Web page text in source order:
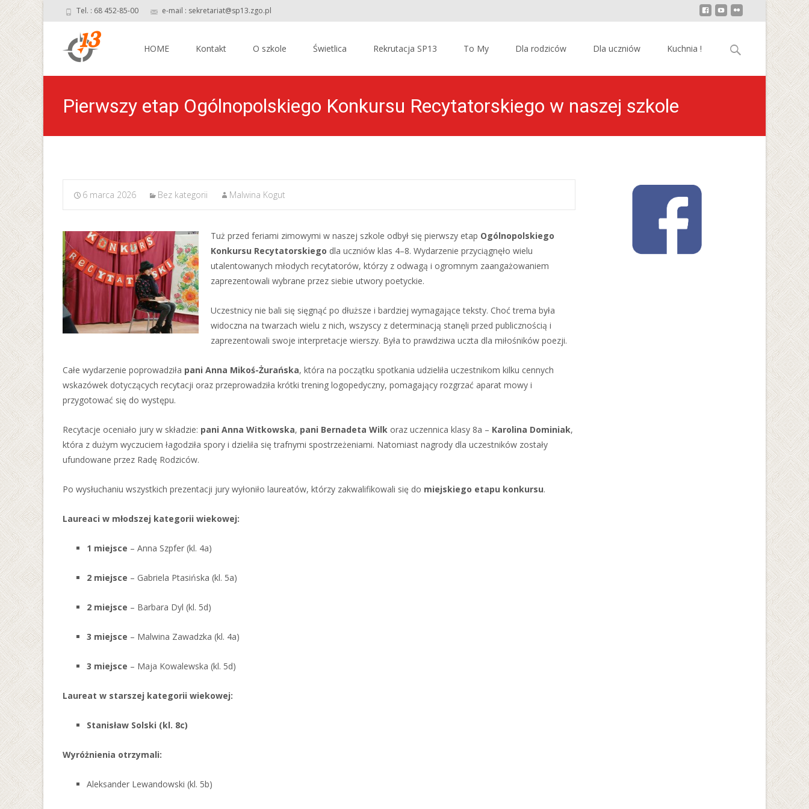
Tel. : 68 452-85-00 e-mail : sekretariat@sp13.zgo.pl
HOME Kontakt O szkole Świetlica Rekrutacja SP13 To My Dla rodziców Dla uczniów Kuchnia ! Szukaj:
Pierwszy etap Ogólnopolskiego Konkursu Recytatorskiego w naszej szkole
6 marca 2026 Bez kategorii Malwina Kogut
Tuż przed feriami zimowymi w naszej szkole odbył się pierwszy etap Ogólnopolskiego
Konkursu Recytatorskiego dla uczniów klas 4–8. Wydarzenie przyciągnęło wielu
utalentowanych młodych recytatorów, którzy z odwagą i ogromnym zaangażowaniem
zaprezentowali wybrane przez siebie utwory poetyckie.
Uczestnicy nie bali się sięgnąć po dłuższe i bardziej wymagające teksty. Choć trema była
widoczna na twarzach wielu z nich, wszyscy z determinacją stanęli przed publicznością i
zaprezentowali swoje interpretacje wierszy. Była to prawdziwa uczta dla miłośników poezji.
Całe wydarzenie poprowadziła pani Anna Mikoś-Żurańska, która na początku spotkania udzieliła uczestnikom kilku cennych
wskazówek dotyczących recytacji oraz przeprowadziła krótki trening logopedyczny, pomagający rozgrzać aparat mowy i
przygotować się do występu.
Recytacje oceniało jury w składzie: pani Anna Witkowska, pani Bernadeta Wilk oraz uczennica klasy 8a – Karolina Dominiak,
która z dużym wyczuciem łagodziła spory i dzieliła się trafnymi spostrzeżeniami. Natomiast nagrody dla uczestników zostały
ufundowane przez Radę Rodziców.
Po wysłuchaniu wszystkich prezentacji jury wyłoniło laureatów, którzy zakwalifikowali się do miejskiego etapu konkursu.
Laureaci w młodszej kategorii wiekowej:
1 miejsce – Anna Szpfer (kl. 4a)
2 miejsce – Gabriela Ptasińska (kl. 5a)
2 miejsce – Barbara Dyl (kl. 5d)
3 miejsce – Malwina Zawadzka (kl. 4a)
3 miejsce – Maja Kowalewska (kl. 5d)
Laureat w starszej kategorii wiekowej:
Stanisław Solski (kl. 8c)
Wyróżnienia otrzymali:
Aleksander Lewandowski (kl. 5b)